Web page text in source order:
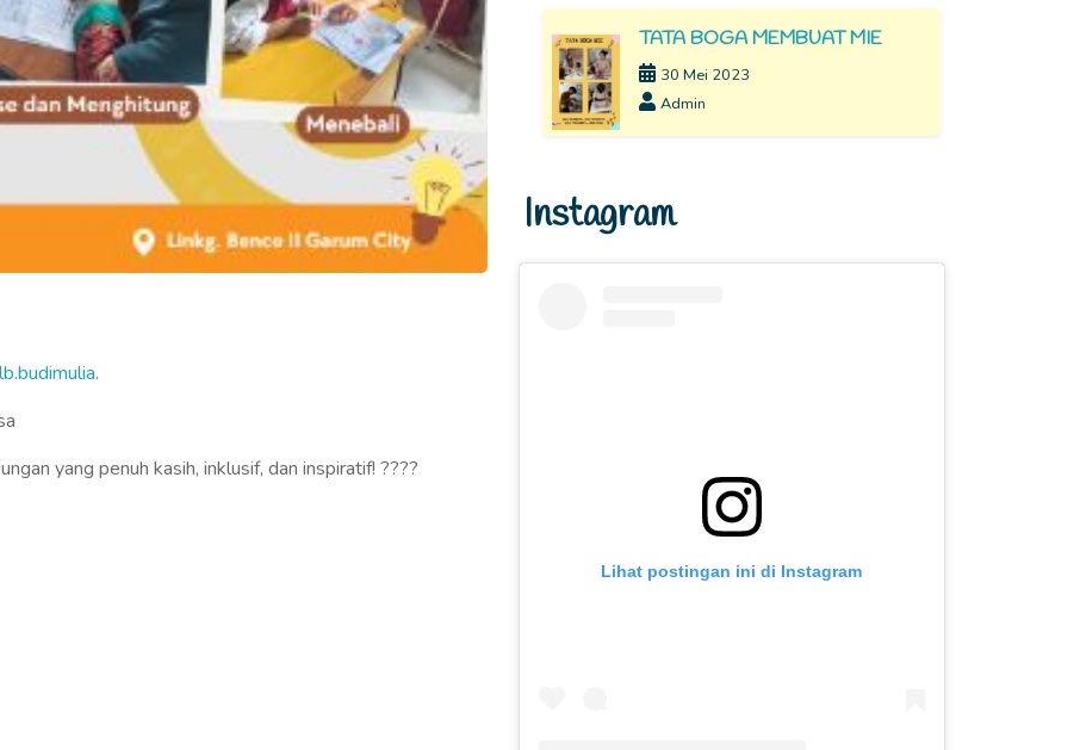
.
yang penuh kasih, inklusif, dan inspiratif! ????
TATA BOGA MEMBUAT MIE
30 Mei 2023
Admin
Instagram
Lihat postingan ini di Instagram